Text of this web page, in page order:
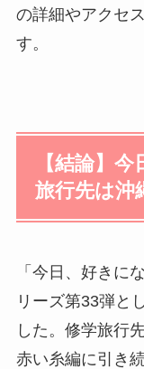
の詳細やアクセ
す。
【結論】
旅行先は沖
「今日、好きに
リーズ第33弾と
した。修学旅行
赤い糸編に引き